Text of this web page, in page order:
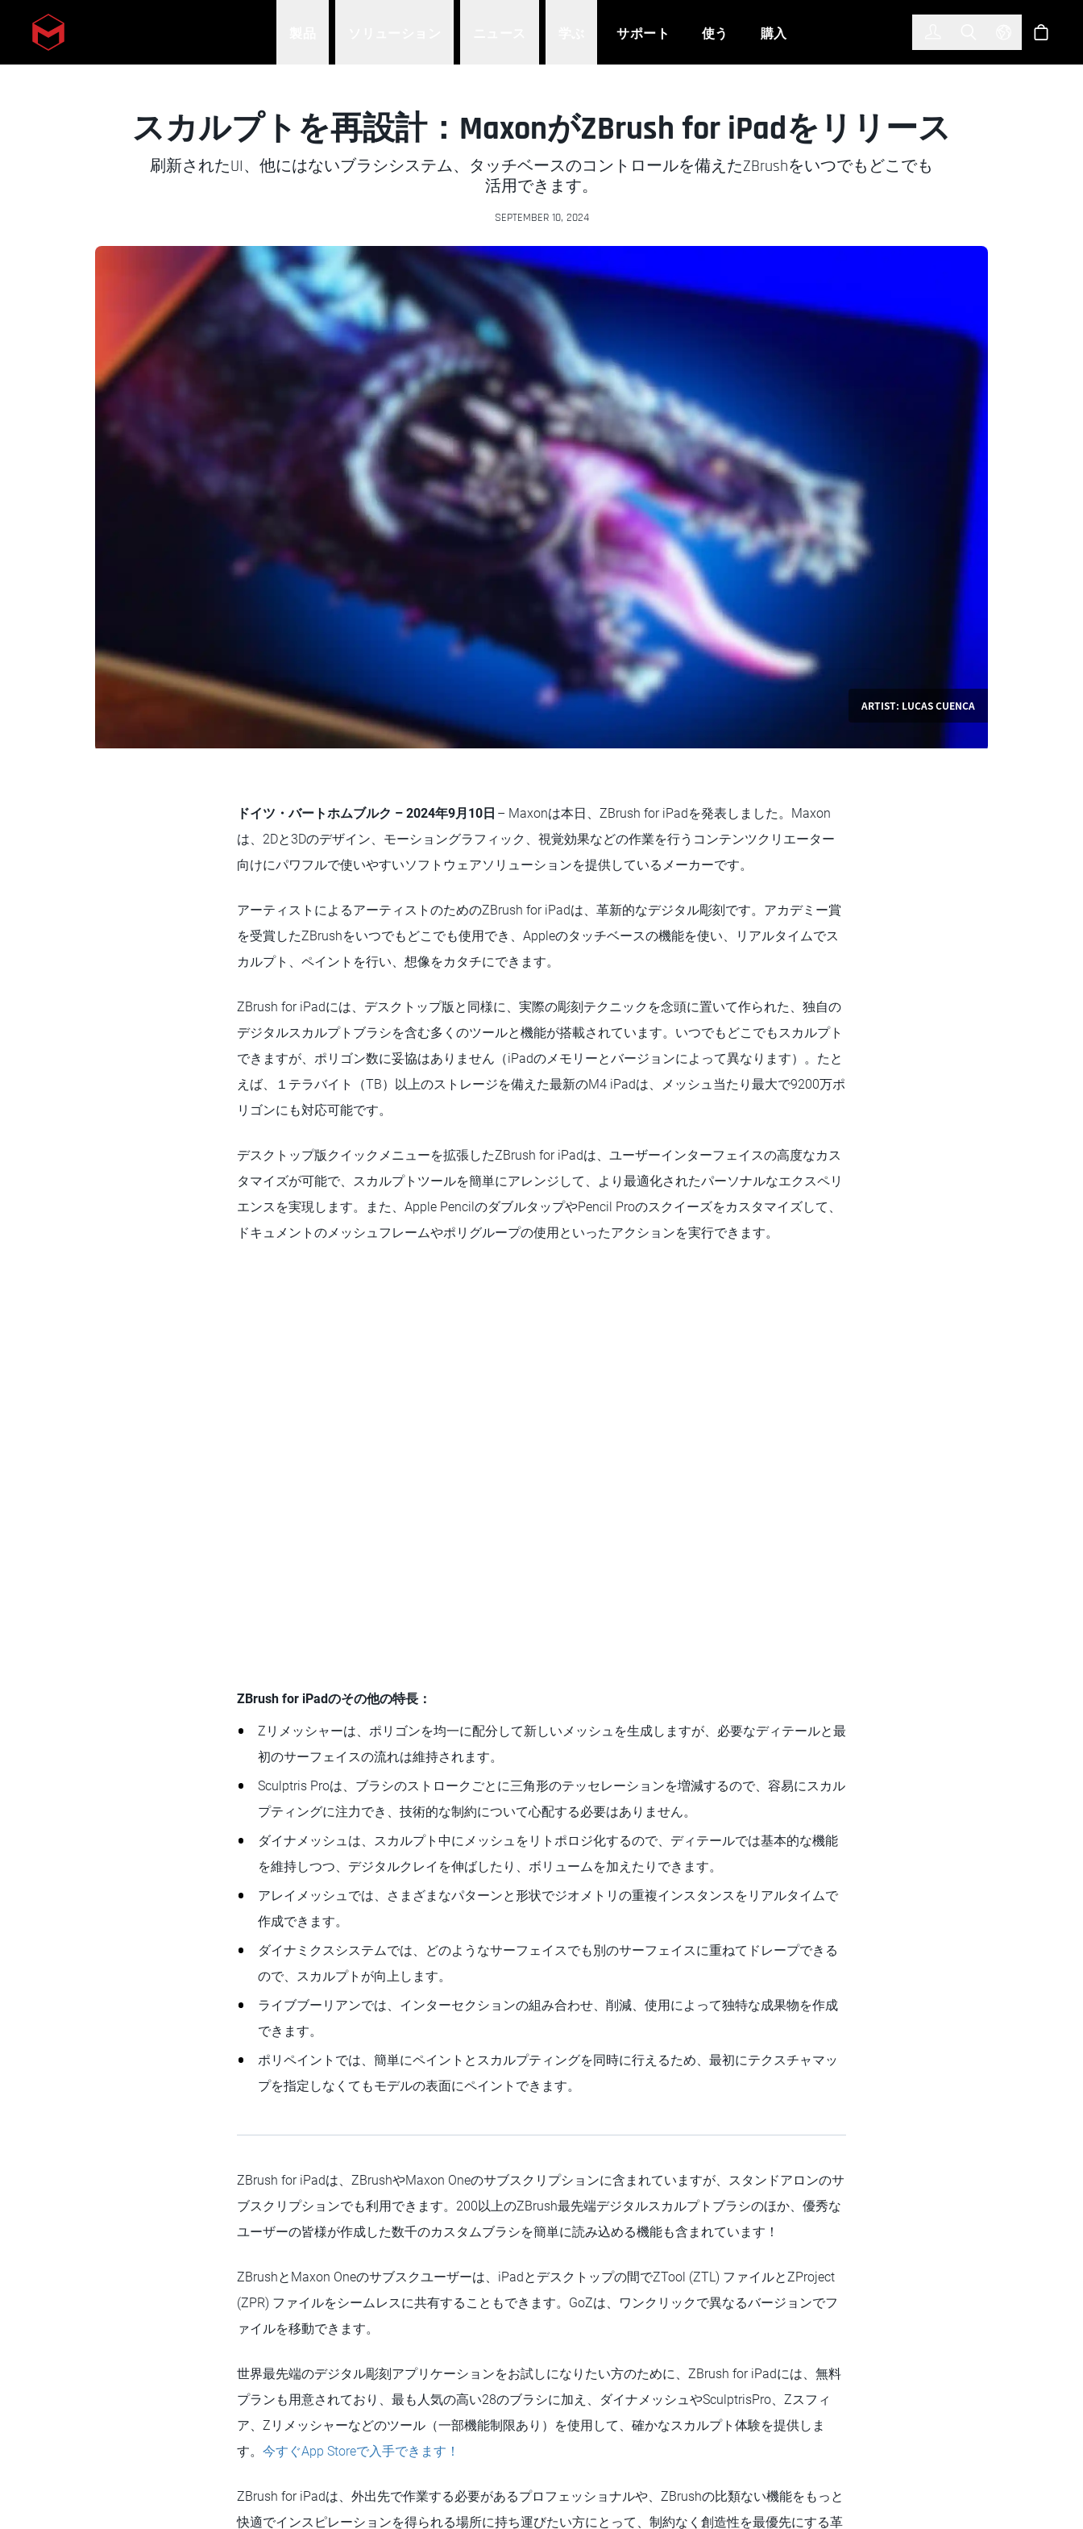
Skip to main content サポート 使う 購入 Toggle Search
Selectショッ
ARTIST: LUCAS CUENCA
スカルプトを再設計：MaxonがZBrush for iPadをリリース
刷新されたUI、他にはないブラシシステム、タッチベースのコントロールを備えたZBrushをいつでもどこでも
活用できます。
SEPTEMBER 10, 2024
ドイツ・バートホムブルク – 2024年9月10日 – Maxonは本日、ZBrush for iPadを発表しました。Maxon
は、2Dと3Dのデザイン、モーショングラフィック、視覚効果などの作業を行うコンテンツクリエーター
向けにパワフルで使いやすいソフトウェアソリューションを提供しているメーカーです。
アーティストによるアーティストのためのZBrush for iPadは、革新的なデジタル彫刻です。アカデミー賞
を受賞したZBrushをいつでもどこでも使用でき、Appleのタッチベースの機能を使い、リアルタイムでス
カルプト、ペイントを行い、想像をカタチにできます。
ZBrush for iPadには、デスクトップ版と同様に、実際の彫刻テクニックを念頭に置いて作られた、独自の
デジタルスカルプトブラシを含む多くのツールと機能が搭載されています。いつでもどこでもスカルプト
できますが、ポリゴン数に妥協はありません（iPadのメモリーとバージョンによって異なります）。たと
えば、１テラバイト（TB）以上のストレージを備えた最新のM4 iPadは、メッシュ当たり最大で9200万ポ
リゴンにも対応可能です。
デスクトップ版クイックメニューを拡張したZBrush for iPadは、ユーザーインターフェイスの高度なカス
タマイズが可能で、スカルプトツールを簡単にアレンジして、より最適化されたパーソナルなエクスペリ
エンスを実現します。また、Apple PencilのダブルタップやPencil Proのスクイーズをカスタマイズして、
ドキュメントのメッシュフレームやポリグループの使用といったアクションを実行できます。
ZBrush for iPadのその他の特長：
Zリメッシャーは、ポリゴンを均一に配分して新しいメッシュを生成しますが、必要なディテールと最
初のサーフェイスの流れは維持されます。
Sculptris Proは、ブラシのストロークごとに三角形のテッセレーションを増減するので、容易にスカル
プティングに注力でき、技術的な制約について心配する必要はありません。
ダイナメッシュは、スカルプト中にメッシュをリトポロジ化するので、ディテールでは基本的な機能
を維持しつつ、デジタルクレイを伸ばしたり、ボリュームを加えたりできます。
アレイメッシュでは、さまざまなパターンと形状でジオメトリの重複インスタンスをリアルタイムで
作成できます。
ダイナミクスシステムでは、どのようなサーフェイスでも別のサーフェイスに重ねてドレープできる
ので、スカルプトが向上します。
ライブブーリアンでは、インターセクションの組み合わせ、削減、使用によって独特な成果物を作成
できます。
ポリペイントでは、簡単にペイントとスカルプティングを同時に行えるため、最初にテクスチャマッ
プを指定しなくてもモデルの表面にペイントできます。
ZBrush for iPadは、ZBrushやMaxon Oneのサブスクリプションに含まれていますが、スタンドアロンのサ
ブスクリプションでも利用できます。200以上のZBrush最先端デジタルスカルプトブラシのほか、優秀な
ユーザーの皆様が作成した数千のカスタムブラシを簡単に読み込める機能も含まれています！
ZBrushとMaxon Oneのサブスクユーザーは、iPadとデスクトップの間でZTool (ZTL) ファイルとZProject
(ZPR) ファイルをシームレスに共有することもできます。GoZは、ワンクリックで異なるバージョンでフ
ァイルを移動できます。
世界最先端のデジタル彫刻アプリケーションをお試しになりたい方のために、ZBrush for iPadには、無料
プランも用意されており、最も人気の高い28のブラシに加え、ダイナメッシュやSculptrisPro、Zスフィ
ア、Zリメッシャーなどのツール（一部機能制限あり）を使用して、確かなスカルプト体験を提供しま
す。 今すぐApp Storeで入手できます！
ZBrush for iPadは、外出先で作業する必要があるプロフェッショナルや、ZBrushの比類ない機能をもっと
快適でインスピレーションを得られる場所に持ち運びたい方にとって、制約なく創造性を最優先にする革